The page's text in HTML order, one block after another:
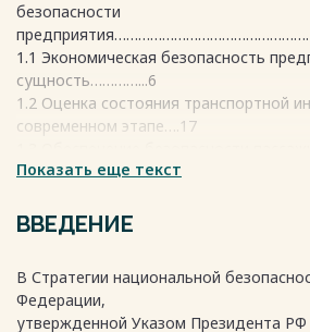
безопасности
1.1 Экономическая безопасность
сущность…………...6
1.2 Оценка состояния транспортной
современном этапе….17
автомобильным транспортом
2 Анализ и оценка уровня
примере
2.1 Организационно - экономическая
Показать еще текст
ВВЕДЕНИЕ
В Стратегии национальной
Федерации,
утвержденной Указом Президента